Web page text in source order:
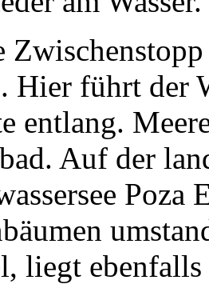
Hier führt der
entlang.
Auf der
Poza
liegt